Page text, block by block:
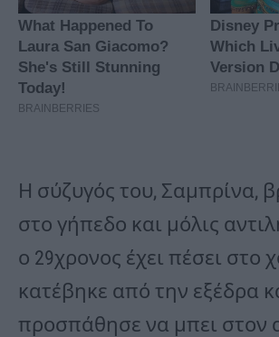
Η σύζυγός του, Σαμπρίνα,
στο γήπεδο και μόλις
ο 29χρονος έχει πέσει στο
κατέβηκε από την εξέδρα
προσπάθησε να μπει στον